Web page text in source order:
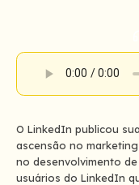
O LinkedIn publicou
ascensão no
no desenvolvimento
usuários do LinkedIn